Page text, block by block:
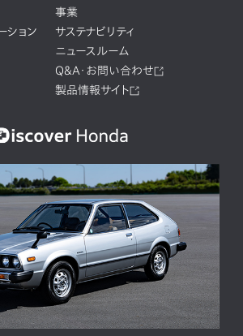
事業
ション
サステナビリティ
ニュースルーム
Q&A・お問い合わせ
製品情報サイト